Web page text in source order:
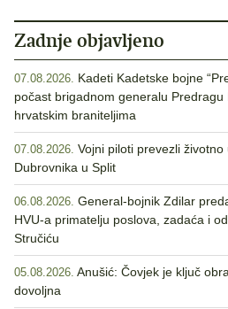
Zadnje objavljeno
07.08.2026. Kadeti Kadetske bojne
počast brigadnom generalu
hrvatskim braniteljima
07.08.2026. Vojni piloti prevezli
Dubrovnika u Split
06.08.2026. General-bojnik Zdilar
HVU-a primatelju poslova, zadaća i
Stručiću
05.08.2026. Anušić: Čovjek je ključ
dovoljna